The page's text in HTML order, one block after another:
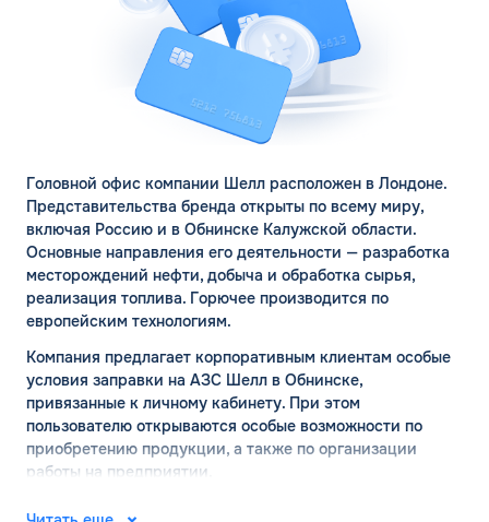
Головной офис компании Шелл расположен в Лондоне.
Представительства бренда открыты по всему миру,
включая Россию и в Обнинске Калужской области.
Основные направления его деятельности — разработка
месторождений нефти, добыча и обработка сырья,
реализация топлива. Горючее производится по
европейским технологиям.
Компания предлагает корпоративным клиентам особые
условия заправки на АЗС Шелл в Обнинске,
привязанные к личному кабинету. При этом
пользователю открываются особые возможности по
приобретению продукции, а также по организации
работы на предприятии.
АЗС ШЕЛЛ в Обнинске:
ЗАКАЗАТЬ
ОБРАТНЫЙ ЗВОНОК
Имя*
Телефон*
Спасибо! Ваша заявка принята.
Мы свяжемся с Вами в ближайшее
рабочее время: пн-пт с 9:00 до 18:00
по МСК